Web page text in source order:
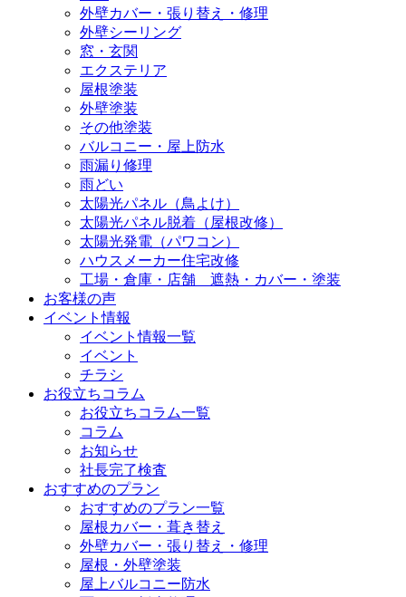
外壁カバー・張り替え・修理
外壁シーリング
窓・玄関
エクステリア
屋根塗装
外壁塗装
その他塗装
バルコニー・屋上防水
雨漏り修理
雨どい
太陽光パネル（鳥よけ）
太陽光パネル脱着（屋根改修）
太陽光発電（パワコン）
ハウスメーカー住宅改修
工場・倉庫・店舗 遮熱・カバー・塗装
お客様の声
イベント情報
イベント情報一覧
イベント
チラシ
お役立ちコラム
お役立ちコラム一覧
コラム
お知らせ
社長完了検査
おすすめのプラン
おすすめのプラン一覧
屋根カバー・葺き替え
外壁カバー・張り替え・修理
屋根・外壁塗装
屋上バルコニー防水